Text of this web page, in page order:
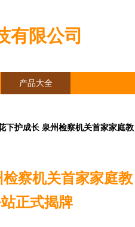
有限公司
产品大全
下护成长 泉州检察机关首家家庭教
察机关首家家庭教
正式揭牌